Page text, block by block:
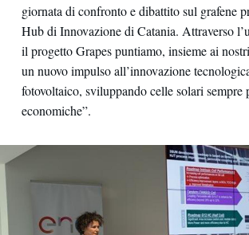
giornata di confronto e dibattito sul grafene
Hub di Innovazione di Catania. Attraverso
il progetto Grapes puntiamo, insieme ai
un nuovo impulso all’innovazione
fotovoltaico, sviluppando celle solari sempre
economiche”.
Workshop Catania